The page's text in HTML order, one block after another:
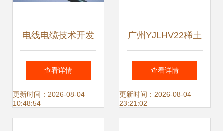
电线电缆技术开发
驱动电气化未来的
核心路径
查看详情
更新时间：2026-08-04
10:48:54
广州YJLHV22稀土
高铁铝合金电缆 价
格、技术优势与供
查看详情
更新时间：2026-08-04
23:21:02